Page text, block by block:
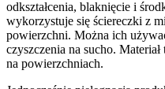
odkształcenia, blaknięcie i
wykorzystuje się ściereczki z
powierzchni. Można ich
czyszczenia na sucho.
na powierzchniach.